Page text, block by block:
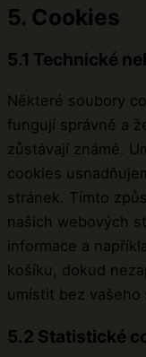
5. Cookies
5.1 Technické
Některé soubory
fungují správně a
zůstávají známé.
cookies
stránek. Tímto
našich webových
informace a
košíku, dokud
umístit bez vašeho
5.2 Statistické